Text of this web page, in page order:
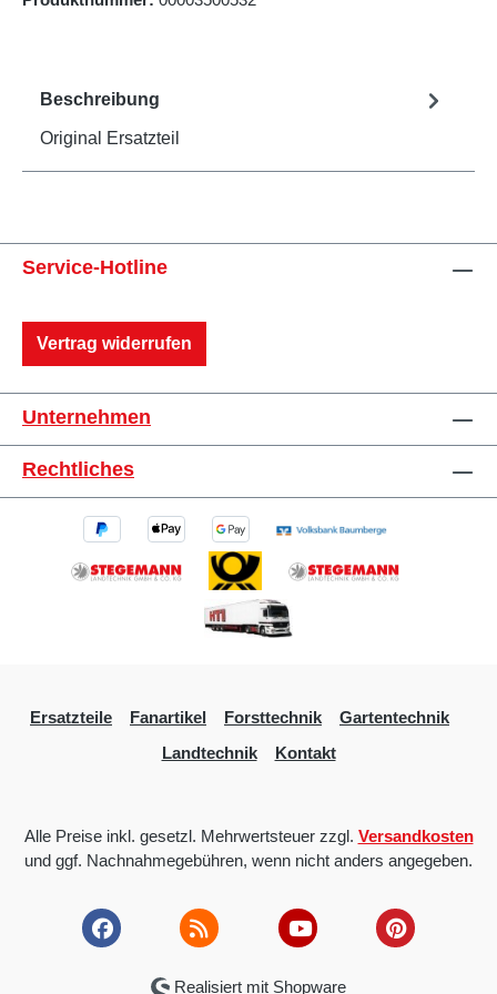
Beschreibung
Original Ersatzteil
Service-Hotline
Vertrag widerrufen
Unternehmen
Rechtliches
Ersatzteile Fanartikel Forsttechnik
Gartentechnik
Landtechnik
Kontakt
Alle Preise inkl. gesetzl. Mehrwertsteuer zzgl. Versandkosten
und ggf. Nachnahmegebühren, wenn nicht anders angegeben.
Realisiert mit Shopware